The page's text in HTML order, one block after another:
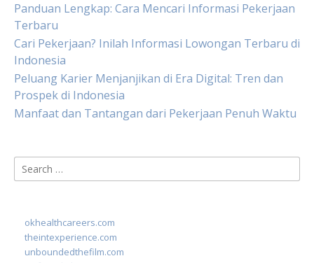
Panduan Lengkap: Cara Mencari Informasi Pekerjaan
Terbaru
Cari Pekerjaan? Inilah Informasi Lowongan Terbaru di
Indonesia
Peluang Karier Menjanjikan di Era Digital: Tren dan
Prospek di Indonesia
Manfaat dan Tantangan dari Pekerjaan Penuh Waktu
Search
for:
okhealthcareers.com
theintexperience.com
unboundedthefilm.com